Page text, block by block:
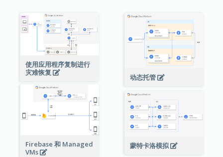
使用应用程序复制进行
灾难恢复
动态托管
Firebase 和 Managed
VMs
蒙特卡洛模拟